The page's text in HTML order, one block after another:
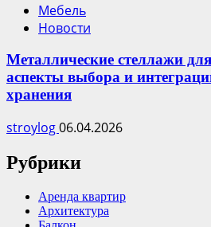
Мебель
Новости
Металлические стеллажи
аспекты выбора и
хранения
stroylog06.04.2026
Рубрики
Аренда квартир
Архитектура